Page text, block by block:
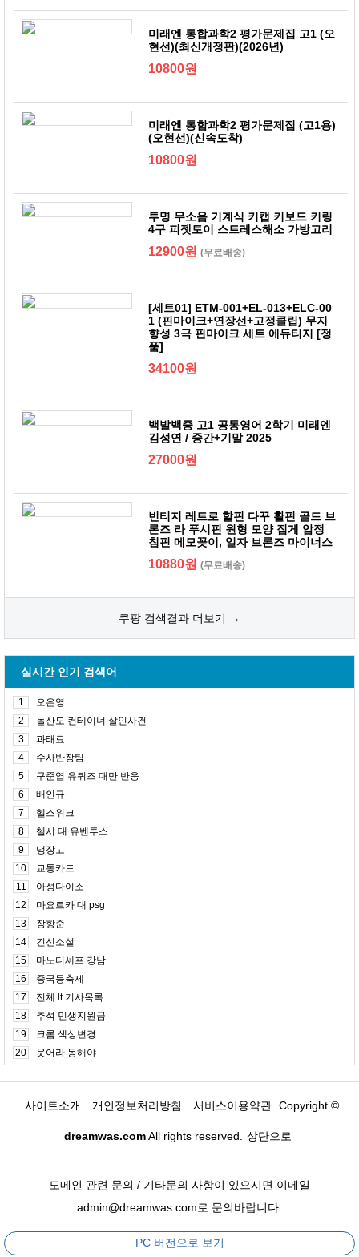
미래엔 통합과학2 평가문제집 고1 (오
현선)(최신개정판)(2026년)
10800원
미래엔 통합과학2 평가문제집 (고1용)
(오현선)(신속도착)
10800원
투명 무소음 기계식 키캡 키보드 키링
4구 피젯토이 스트레스해소 가방고리
12900원(무료배송)
[세트01] ETM-001+EL-013+ELC-00
1 (핀마이크+연장선+고정클립) 무지
향성 3극 핀마이크 세트 에듀티지 [정
품]
34100원
백발백중 고1 공통영어 2학기 미래엔
김성연 / 중간+기말 2025
27000원
빈티지 레트로 할핀 다꾸 활핀 골드 브
론즈 라 푸시핀 원형 모양 집게 압정
침핀 메모꽂이, 일자 브론즈 마이너스
10880원(무료배송)
쿠팡 검색결과 더보기 →
실시간 인기 검색어
1
오은영
2
돌산도 컨테이너 살인사건
3
과태료
4
수사반장팀
5
구준엽 유퀴즈 대만 반응
6
배인규
7
헬스위크
8
첼시 대 유벤투스
9
냉장고
10
교통카드
11
아성다이소
12
마요르카 대 psg
13
장항준
14
긴신소설
15
마노디셰프 강남
16
중국등축제
17
전체 lt 기사목록
18
추석 민생지원금
19
크롬 색상변경
20
웃어라 동해야
사이트소개 개인정보처리방침 서비스이용약관 Copyright ©
dreamwas.comAll rights reserved. 상단으로
도메인 관련 문의 / 기타문의 사항이 있으시면 이메일
admin@dreamwas.com로 문의바랍니다.
PC 버전으로 보기